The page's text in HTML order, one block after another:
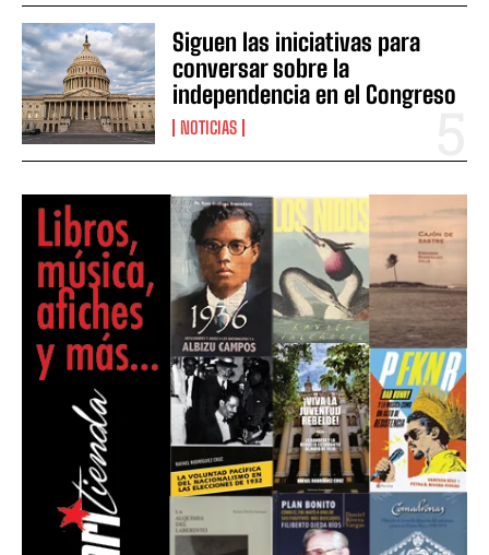
Siguen las iniciativas para
conversar sobre la
independencia en el Congreso
NOTICIAS